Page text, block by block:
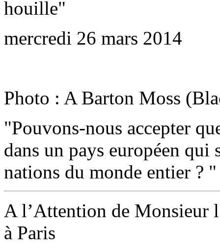
houille"
mercredi 26 mars 2014
Photo : A Barton Moss
"Pouvons-nous accepter
dans un pays européen qui
nations du monde entier ? "
A l’Attention de Monsieur
à Paris